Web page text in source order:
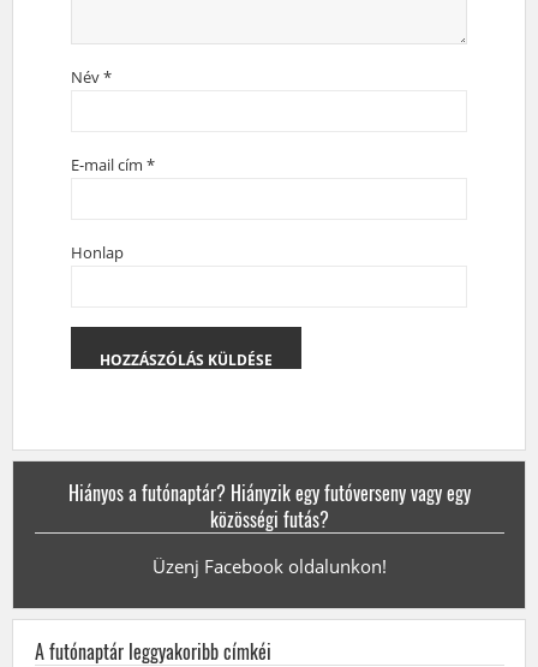
Név*
E-mail cím *
Honlap
Hiányos a futónaptár? Hiányzik egy futóverseny vagy egy
közösségi futás?
Üzenj Facebook oldalunkon!
A futónaptár leggyakoribb címkéi